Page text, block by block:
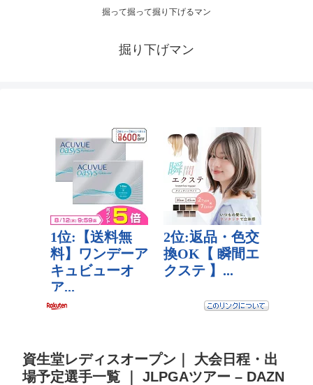
掘って掘って掘り下げるマン
掘り下げマン
資生堂レディスオープン｜ 大会日程・出
場予定選手一覧 ｜ JLPGAツアー – DAZN